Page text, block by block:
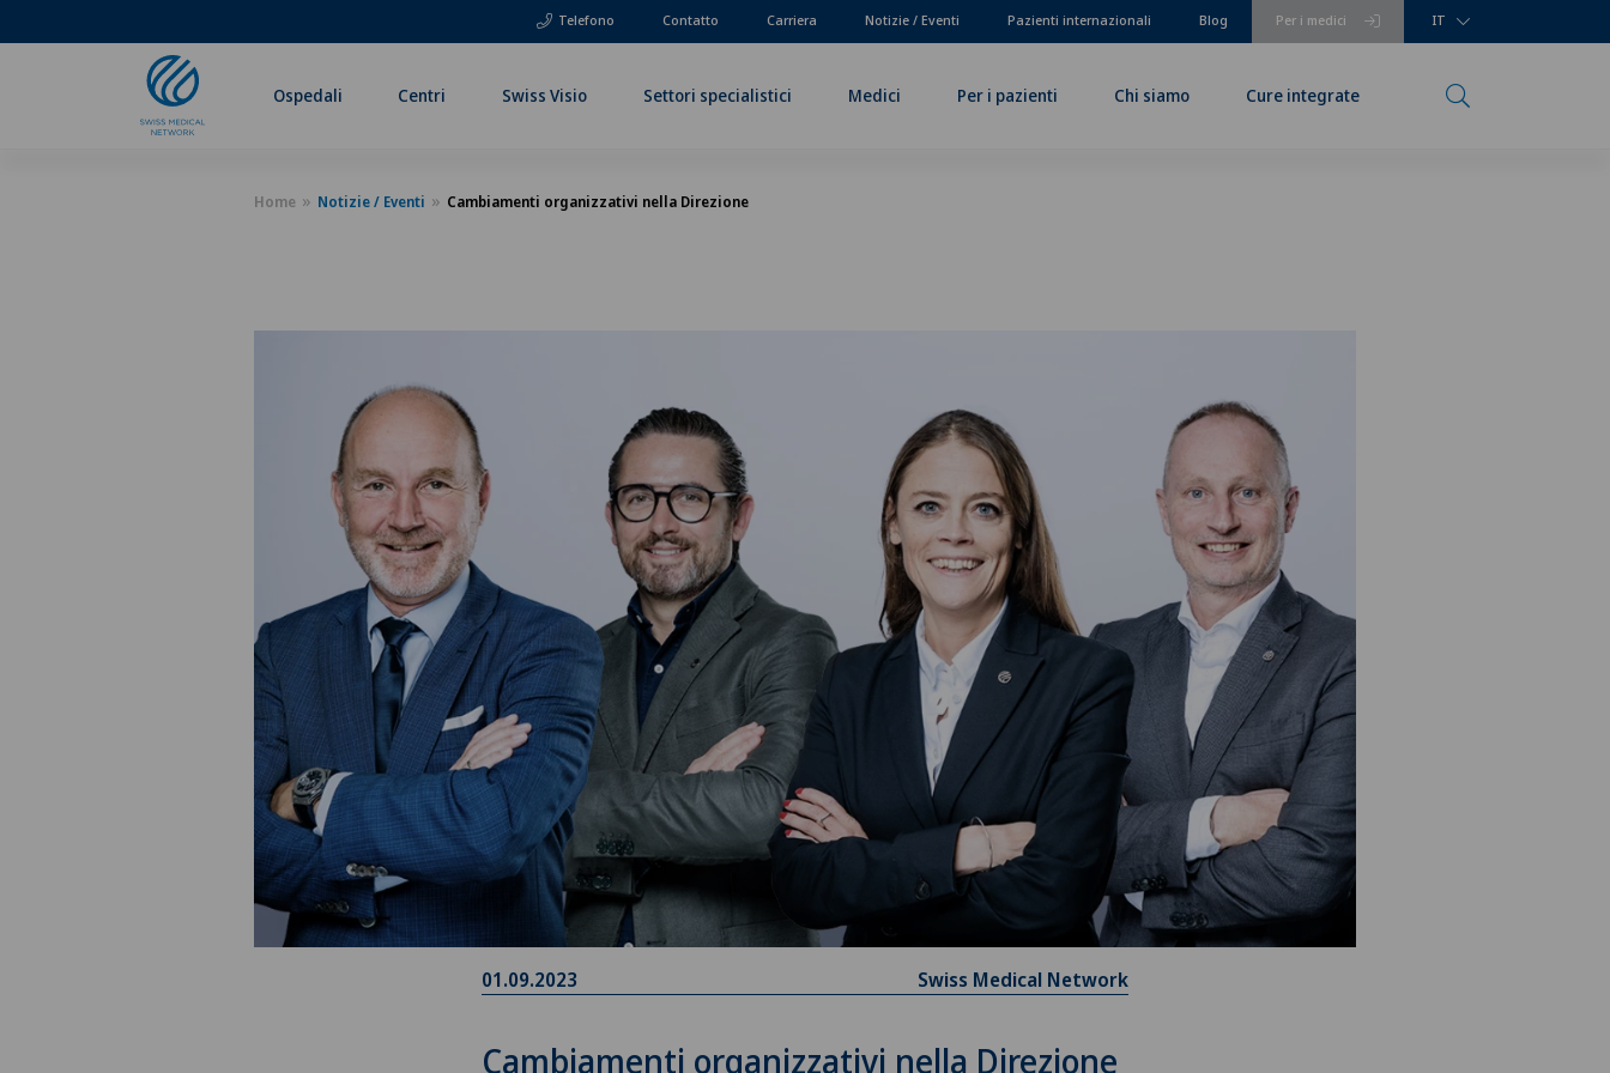
Telefono Per i medici
Contatto Carriera Notizie / Eventi Pazienti internazionali Blog IT
Ospedali Centri Swiss Visio Settori specialistici Medici Per i pazienti Chi siamo Cure integrate
Home Notizie / Eventi Cambiamenti organizzativi nella Direzione
01.09.2023 Swiss Medical Network
Cambiamenti organizzativi nella Direzione